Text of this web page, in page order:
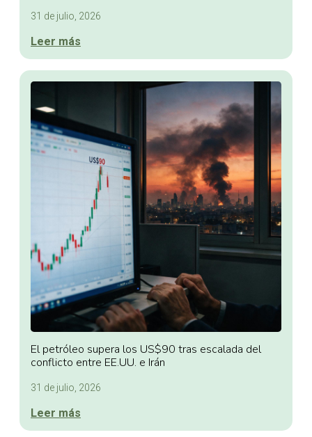
31 de julio, 2026
Leer más
El petróleo supera los US$90 tras escalada del
conflicto entre EE.UU. e Irán
31 de julio, 2026
Leer más